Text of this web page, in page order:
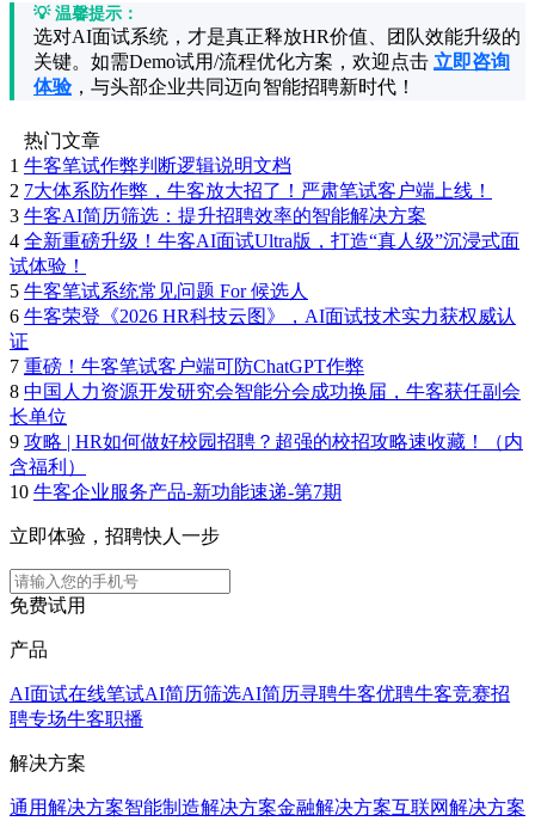
💡 温馨提示：
选对AI面试系统，才是真正释放HR价值、团队效能升级的
关键。如需Demo试用/流程优化方案，欢迎点击 立即咨询
体验，与头部企业共同迈向智能招聘新时代！
热门文章
1 牛客笔试作弊判断逻辑说明文档
2 7大体系防作弊，牛客放大招了！严肃笔试客户端上线！
3 牛客AI简历筛选：提升招聘效率的智能解决方案
4 全新重磅升级！牛客AI面试Ultra版，打造“真人级”沉浸式面
试体验！
5 牛客笔试系统常见问题 For 候选人
6 牛客荣登《2026 HR科技云图》，AI面试技术实力获权威认
证
7 重磅！牛客笔试客户端可防ChatGPT作弊
8 中国人力资源开发研究会智能分会成功换届，牛客获任副会
长单位
9 攻略 | HR如何做好校园招聘？超强的校招攻略速收藏！（内
含福利）
10 牛客企业服务产品-新功能速递-第7期
立即体验，招聘快人一步
免费试用
产品
AI面试在线笔试AI简历筛选AI简历寻聘牛客优聘牛客竞赛招
聘专场牛客职播
解决方案
通用解决方案智能制造解决方案金融解决方案互联网解决方案